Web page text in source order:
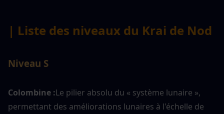
| Liste des niveaux du Krai de Nod
Niveau S
Colombine :Le pilier absolu du « système lunaire »,
permettant des améliorations lunaires à l'échelle de